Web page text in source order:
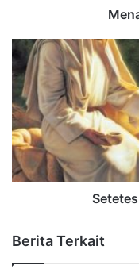
Berita Terkait